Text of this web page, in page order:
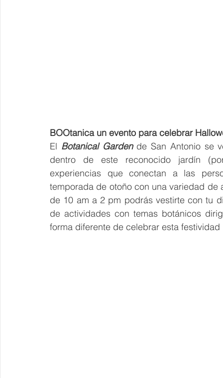
BOOtanica un evento para celebrar
El Botanical Garden de San Antonio se
dentro de este reconocido jardín
experiencias que conectan a las
temporada de otoño con una variedad
de 10 am a 2 pm podrás vestirte con tu
de actividades con temas botánicos
forma diferente de celebrar esta